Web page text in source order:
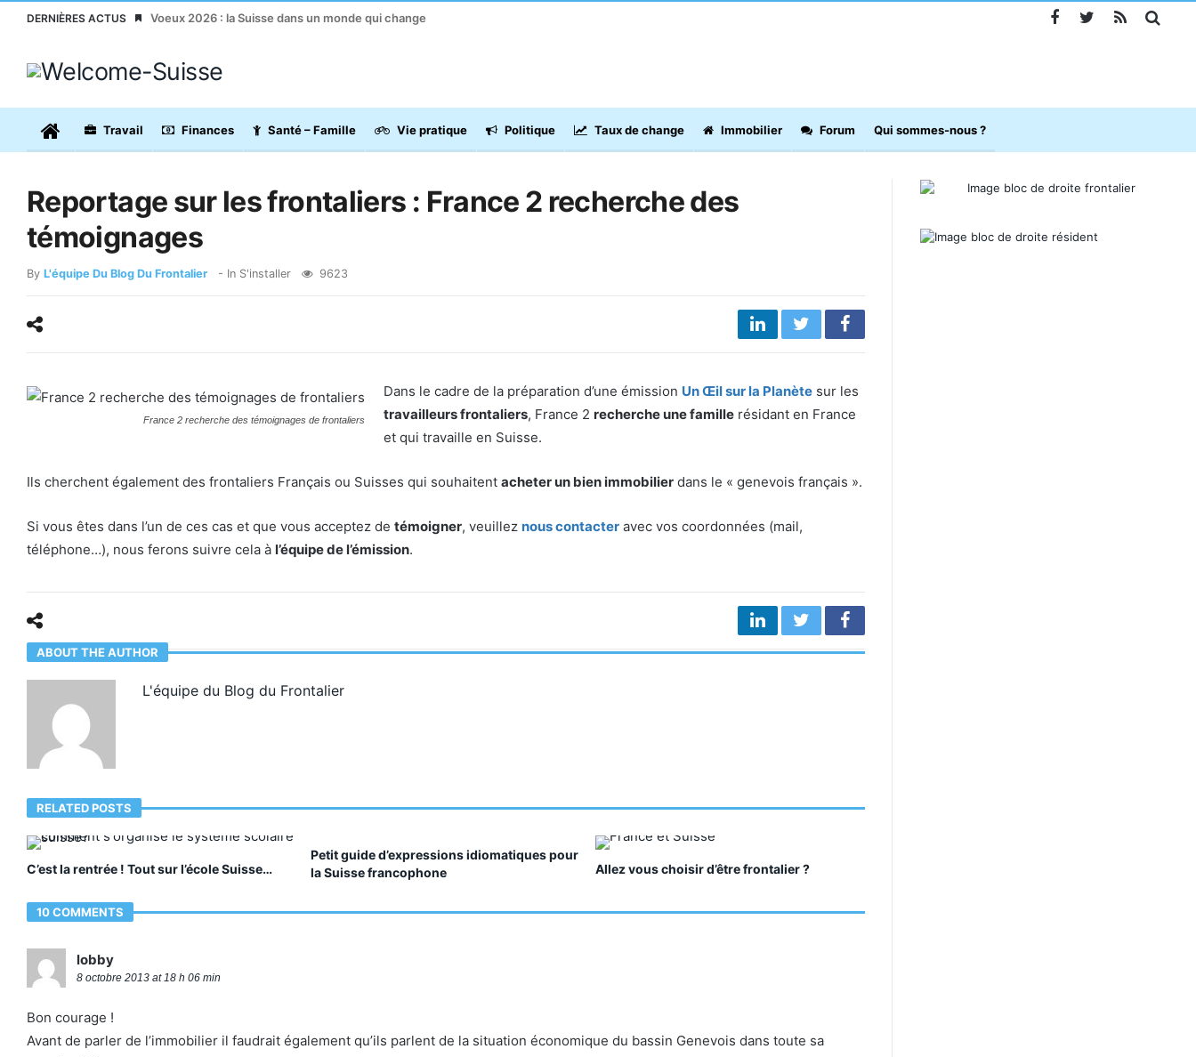
DERNIÈRES ACTUS Voeux 2026 : la Suisse dans un monde qui change
Travail Finances Santé – Famille Vie pratique Politique Taux de change Immobilier Forum Qui sommes-nous ?
Reportage sur les frontaliers : France 2 recherche des
témoignages
By L'équipe Du Blog Du Frontalier - In S'installer 9623
France 2 recherche des témoignages de frontaliers
Dans le cadre de la préparation d’une émission Un Œil sur la Planète sur les
travailleurs frontaliers, France 2 recherche une famille résidant en France
et qui travaille en Suisse.
Ils cherchent également des frontaliers Français ou Suisses qui souhaitent acheter un bien immobilier dans le « genevois français ».
Si vous êtes dans l’un de ces cas et que vous acceptez de témoigner, veuillez nous contacter avec vos coordonnées (mail,
téléphone…), nous ferons suivre cela à l’équipe de l’émission.
ABOUT THE AUTHOR
L'équipe du Blog du Frontalier
RELATED POSTS
C’est la rentrée ! Tout sur l’école Suisse…
Petit guide d’expressions idiomatiques pour
la Suisse francophone
Allez vous choisir d’être frontalier ?
10 COMMENTS
lobby
8 octobre 2013 at 18 h 06 min
Bon courage !
Avant de parler de l’immobilier il faudrait également qu’ils parlent de la situation économique du bassin Genevois dans toute sa